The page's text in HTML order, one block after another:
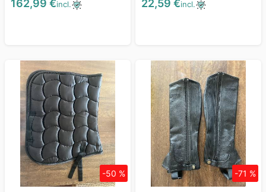
162,99 €incl. 22,59 €incl.
-50 % -71 %